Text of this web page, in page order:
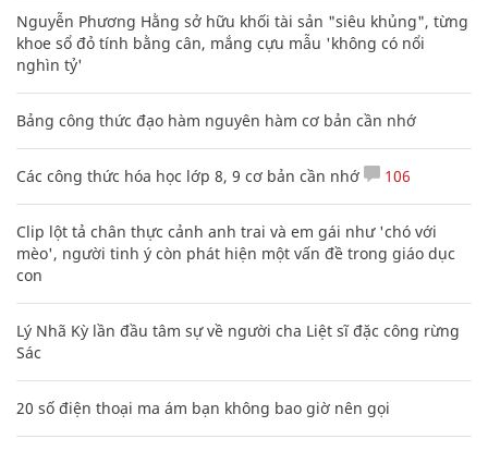
Nguyễn Phương Hằng sở hữu khối tài sản "siêu khủng", từng
khoe sổ đỏ tính bằng cân, mắng cựu mẫu 'không có nổi
nghìn tỷ'
Bảng công thức đạo hàm nguyên hàm cơ bản cần nhớ
Các công thức hóa học lớp 8, 9 cơ bản cần nhớ 106
Clip lột tả chân thực cảnh anh trai và em gái như 'chó với
mèo', người tinh ý còn phát hiện một vấn đề trong giáo dục
con
Lý Nhã Kỳ lần đầu tâm sự về người cha Liệt sĩ đặc công rừng
Sác
20 số điện thoại ma ám bạn không bao giờ nên gọi